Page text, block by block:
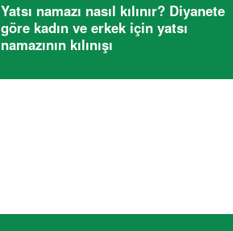
Yatsı namazı nasıl kılınır? Diyanete
göre kadın ve erkek için yatsı
namazının kılınışı